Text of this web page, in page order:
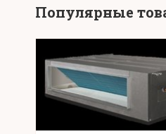
Популярные